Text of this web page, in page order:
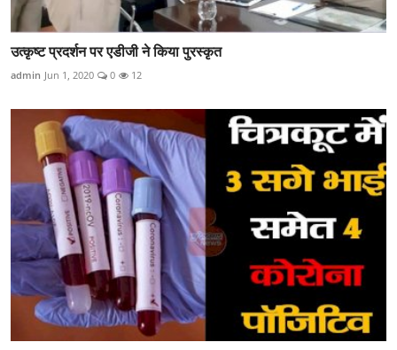
उत्कृष्ट प्रदर्शन पर एडीजी ने किया पुरस्कृत
admin Jun 1, 2020 0 12